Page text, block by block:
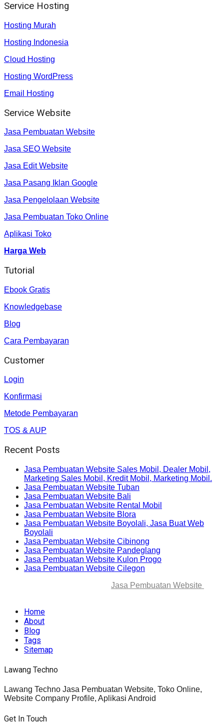
Service Hosting
Hosting Murah
Hosting Indonesia
Cloud Hosting
Hosting WordPress
Email Hosting
Service Website
Jasa Pembuatan Website
Jasa SEO Website
Jasa Edit Website
Jasa Pasang Iklan Google
Jasa Pengelolaan Website
Jasa Pembuatan Toko Online
Aplikasi Toko
Harga Web
Tutorial
Ebook Gratis
Knowledgebase
Blog
Cara Pembayaran
Customer
Login
Konfirmasi
Metode Pembayaran
TOS & AUP
Recent Posts
Jasa Pembuatan Website Sales Mobil, Dealer Mobil,
Marketing Sales Mobil, Kredit Mobil, Marketing Mobil.
Jasa Pembuatan Website Tuban
Jasa Pembuatan Website Bali
Jasa Pembuatan Website Rental Mobil
Jasa Pembuatan Website Blora
Jasa Pembuatan Website Boyolali, Jasa Buat Web
Boyolali
Jasa Pembuatan Website Cibinong
Jasa Pembuatan Website Pandeglang
Jasa Pembuatan Website Kulon Progo
Jasa Pembuatan Website Cilegon
Jasa Pembuatan Website
Home
About
Blog
Tags
Sitemap
Lawang Techno
Lawang Techno Jasa Pembuatan Website, Toko Online,
Website Company Profile, Aplikasi Android
Get In Touch